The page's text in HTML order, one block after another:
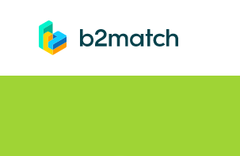
springen